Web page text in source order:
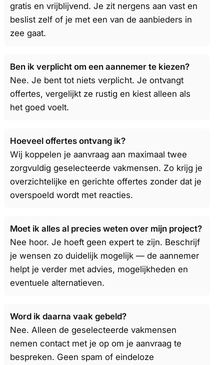
gratis en vrijblijvend. Je zit nergens aan vast en
beslist zelf of je met een van de aanbieders in
zee gaat.
Ben ik verplicht om een aannemer te kiezen?
Nee. Je bent tot niets verplicht. Je ontvangt
offertes, vergelijkt ze rustig en kiest alleen als
het goed voelt.
Hoeveel offertes ontvang ik?
Wij koppelen je aanvraag aan maximaal twee
zorgvuldig geselecteerde vakmensen. Zo krijg je
overzichtelijke en gerichte offertes zonder dat je
overspoeld wordt met reacties.
Moet ik alles al precies weten over mijn project?
Nee hoor. Je hoeft geen expert te zijn. Beschrijf
je wensen zo duidelijk mogelijk — de aannemer
helpt je verder met advies, mogelijkheden en
eventuele alternatieven.
Word ik daarna vaak gebeld?
Nee. Alleen de geselecteerde vakmensen
nemen contact met je op om je aanvraag te
bespreken. Geen spam of eindeloze